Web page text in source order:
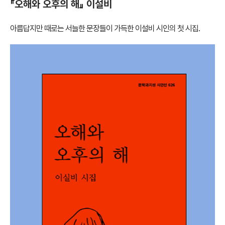
『오해와 오후의 해』 이설비
아름답지만 때로는 서늘한 문장들이 가득한 이설비 시인의 첫 시집.